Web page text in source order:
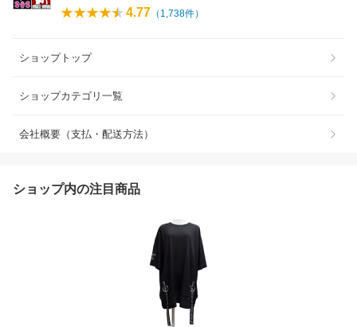
4.77 （ 1,738件）
ショップトップ
ショップカテゴリ一覧
会社概要（支払・配送方法）
ショップ内の注目商品